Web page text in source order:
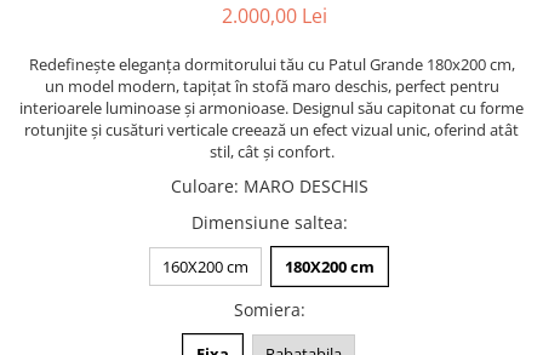
2.000,00 Lei
Redefinește eleganța dormitorului tău cu Patul Grande 180x200 cm,
un model modern, tapițat în stofă maro deschis, perfect pentru
interioarele luminoase și armonioase. Designul său capitonat cu forme
rotunjite și cusături verticale creează un efect vizual unic, oferind atât
stil, cât și confort.
Culoare: MARO DESCHIS
Dimensiune saltea:
160X200 cm 180X200 cm
Somiera: